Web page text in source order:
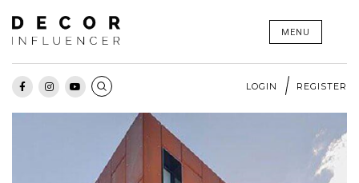
Skip
content
MENU
LOGIN REGISTER